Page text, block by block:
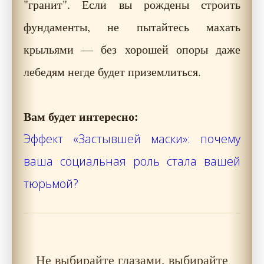
"гранит". Если вы рождены строить
фундаменты, не пытайтесь махать
крыльями — без хорошей опоры даже
лебедям негде будет приземлиться.
Вам будет интересно:
Эффект «Застывшей маски»: почему
ваша социальная роль стала вашей
тюрьмой?
Не выбирайте глазами, выбирайте